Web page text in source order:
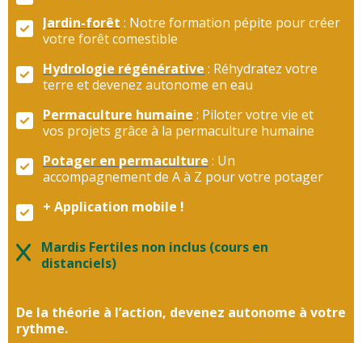
Jardin-forêt : Notre formation pépite pour créer
votre forêt comestible
Hydrologie régénérative : Réhydratez votre
terre et devenez autonome en eau
Permaculture humaine : Piloter votre vie et
vos projets grâce à la permaculture humaine
Potager en permaculture : Un
accompagnement de A à Z pour votre potager
+ Application mobile !
Mardis Fertiles non inclus (cours en
distanciels)
De la théorie à l’action, devenez autonome à votre
rythme.